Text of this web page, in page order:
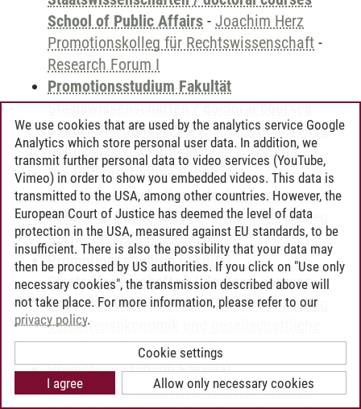
School of Public Affairs - Joachim Herz
Promotionskolleg für Rechtswissenschaft -
Research Forum I
Promotionsstudium Fakultät
Staatswissenschaften / doctoral courses
School of Public Affairs-Promotionskolleg
Politikwissenschaft-Research Forum I
Promotionsstudium Fakultät
Staatswissenschaften / doctoral courses
School of Public Affairs-Promotionskolleg
Recht -Research Forum I
Promotionsstudium Fakultät
Staatswissenschaften / doctoral courses
School of Public Affairs- Promotionskolleg
Verhaltensökonomik und gesellschaftliche
Transformation-Research Forum I
Promotionsstudium Fakultät
Staatswissenschaften / doctoral courses
We use cookies that are used by the analytics service Google
Analytics which store personal user data. In addition, we
transmit further personal data to video services (YouTube,
Vimeo) in order to show you embedded videos. This data is
transmitted to the USA, among other countries. However, the
European Court of Justice has deemed the level of data
protection in the USA, measured against EU standards, to be
insufficient. There is also the possibility that your data may
then be processed by US authorities. If you click on "Use only
necessary cookies", the transmission described above will
not take place. For more information, please refer to our
privacy policy.
Cookie settings
Allow only necessary cookies
I agree